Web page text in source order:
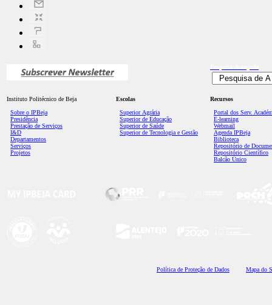
Instituto Politécnico de Beja
Sobre o IPBeja
Presidência
Prestação de Serviços
I&D
Departamentos
Serviços
Projetos
Escolas
Superior Agrária
Superior de Educação
Superior de Saúde
Superior de Tecnologia e Gestão
Recursos
Portal dos Serv.
E-learning
Webmail
Agenda IPBeja
Biblioteca
Repositório de
Repositório Científico
Balcão Único
Política de Proteção de Dados Mapa do